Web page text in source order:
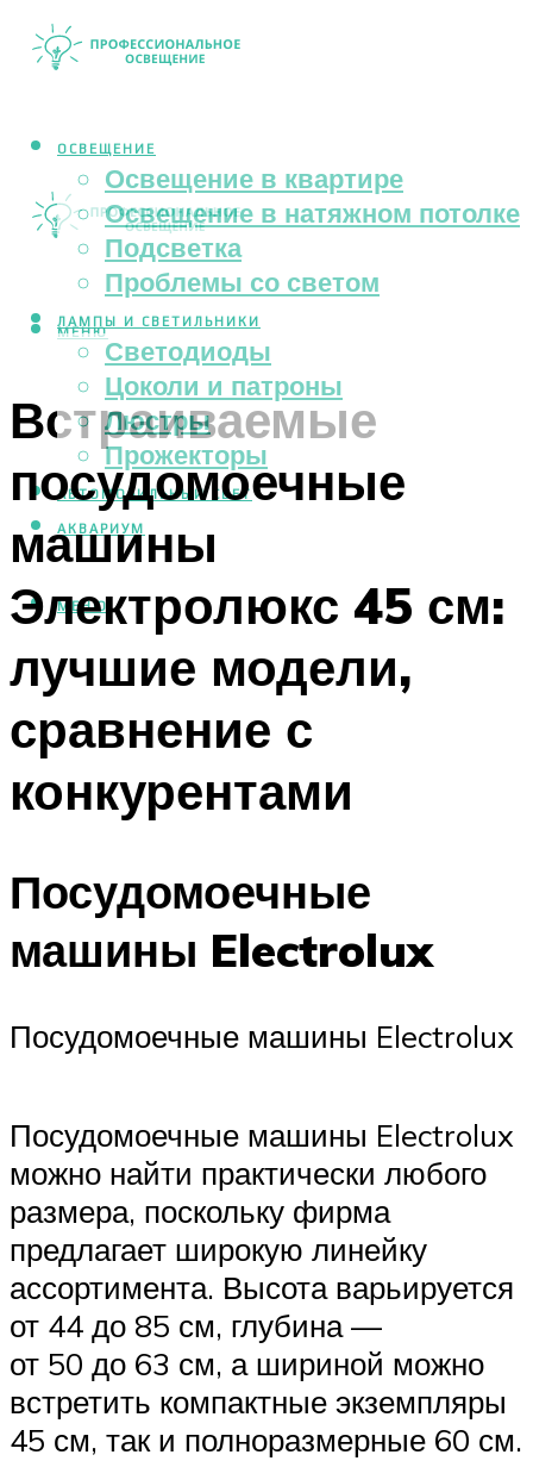
ОСВЕЩЕНИЕ
Освещение в квартире
Освещение в натяжном потолке
Подсветка
Проблемы со светом
ЛАМПЫ И СВЕТИЛЬНИКИ
Светодиоды
Цоколи и патроны
Люстры
Прожекторы
АВТОМОБИЛЬНЫЙ СВЕТ
АКВАРИУМ
МЕНЮ
МЕНЮ
Встраиваемые
посудомоечные
машины
Электролюкс 45 см:
лучшие модели,
сравнение с
конкурентами
Посудомоечные
машины Electrolux
Посудомоечные машины Electrolux
Посудомоечные машины Electrolux
можно найти практически любого
размера, поскольку фирма
предлагает широкую линейку
ассортимента. Высота варьируется
от 44 до 85 см, глубина —
от 50 до 63 см, а шириной можно
встретить компактные экземпляры
45 см, так и полноразмерные 60 см.